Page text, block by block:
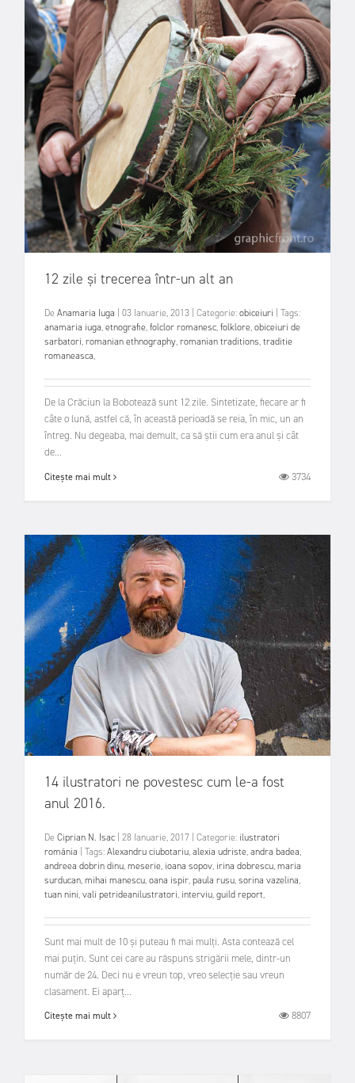
12 zile și trecerea într-un alt an
De Anamaria Iuga 03 Ianuarie, 2013 Categorie:obiceiuri
Tags:
anamaria iuga,etnografie,folclor romanesc,folklore,obiceiuri de
sarbatori,romanian ethnography,romanian traditions,traditie
romaneasca,
De la Crăciun la Bobotează sunt 12 zile. Sintetizate, fiecare ar fi
câte o lună, astfel că, în această perioadă se reia, în mic, un an
întreg. Nu degeaba, mai demult, ca să știi cum era anul și cât
de...
Citește mai mult 3734
14 ilustratori ne povestesc cum le-a fost
anul 2016.
De Ciprian N. Isac 28 Ianuarie, 2017 Categorie: ilustratori
românia
Tags:Alexandru ciubotariu,alexia udriste,andra badea,
andreea dobrin dinu,meserie, ioana sopov, irina dobrescu,maria
surducan,mihai manescu,oana ispir,paula rusu,sorina vazelina,
tuan nini,vali petrideanilustratori, interviu,guild report,
Sunt mai mult de 10 și puteau fi mai mulți. Asta contează cel
mai puțin. Sunt cei care au răspuns strigării mele, dintr-un
număr de 24. Deci nu e vreun top, vreo selecție sau vreun
clasament. Ei aparț...
Citește mai mult 8807